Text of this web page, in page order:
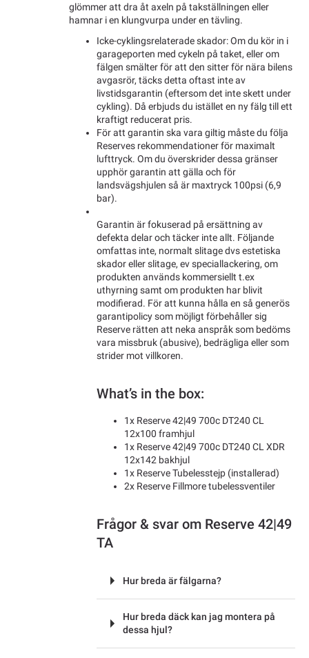
glömmer att dra åt axeln på takställningen eller
hamnar i en klungvurpa under en tävling.
Icke-cyklingsrelaterade skador: Om du kör in i
garageporten med cykeln på taket, eller om
fälgen smälter för att den sitter för nära bilens
avgasrör, täcks detta oftast inte av
livstidsgarantin (eftersom det inte skett under
cykling). Då erbjuds du istället en ny fälg till ett
kraftigt reducerat pris.
För att garantin ska vara giltig måste du följa
Reserves rekommendationer för maximalt
lufttryck. Om du överskrider dessa gränser
upphör garantin att gälla och för
landsvägshjulen så är maxtryck 100psi (6,9
bar).
Garantin är fokuserad på ersättning av
defekta delar och täcker inte allt. Följande
omfattas inte, normalt slitage dvs estetiska
skador eller slitage, ev speciallackering, om
produkten används kommersiellt t.ex
uthyrning samt om produkten har blivit
modifierad. För att kunna hålla en så generös
garantipolicy som möjligt förbehåller sig
Reserve rätten att neka anspråk som bedöms
vara missbruk (abusive), bedrägliga eller som
strider mot villkoren.
What’s in the box:
1x Reserve 42|49 700c DT240 CL
12x100 framhjul
1x Reserve 42|49 700c DT240 CL XDR
12x142 bakhjul
1x Reserve Tubelesstejp (installerad)
2x Reserve Fillmore tubelessventiler
Frågor & svar om Reserve 42|49
TA
Hur breda är fälgarna?
Hur breda däck kan jag montera på
dessa hjul?